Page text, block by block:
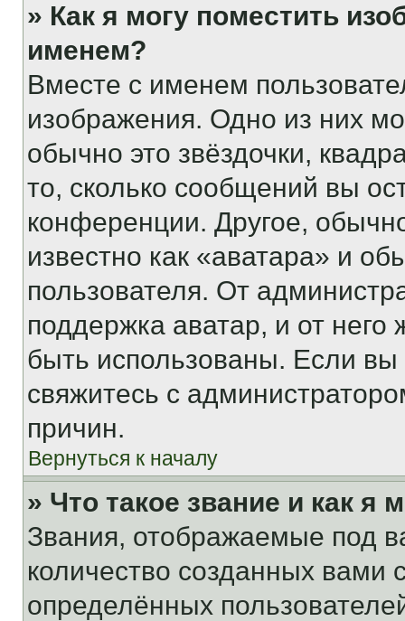
» Как я могу поместить
именем?
Вместе с именем
изображения. Одно из них
обычно это звёздочки,
то, сколько сообщений вы
конференции. Другое,
известно как «аватара» и
пользователя. От
поддержка аватар, и от него
быть использованы. Если
свяжитесь с
причин.
Вернуться к началу
» Что такое звание и как я
Звания, отображаемые под
количество созданных
определённых